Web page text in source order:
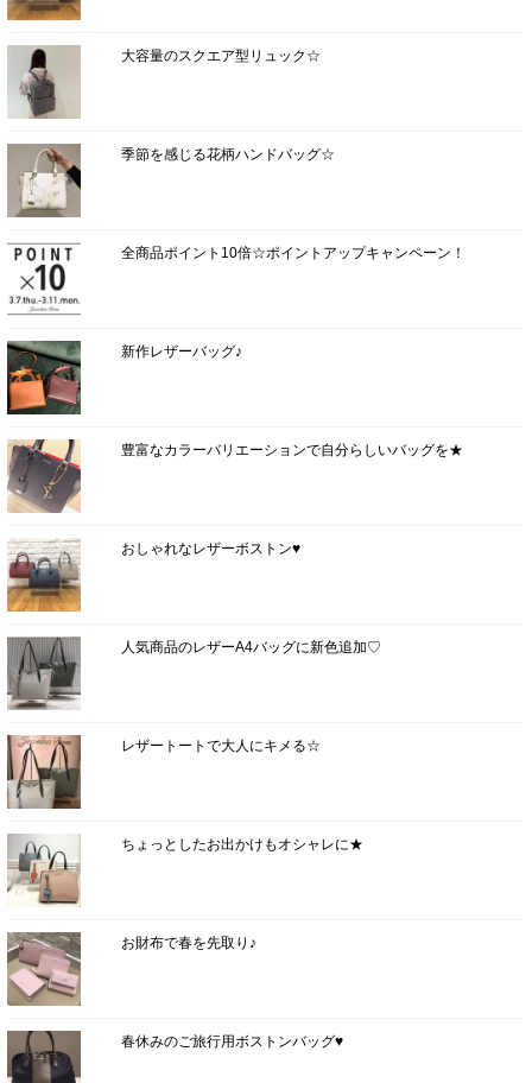
大容量のスクエア型リュック☆
季節を感じる花柄ハンドバッグ☆
全商品ポイント10倍☆ポイントアップキャンペーン！
新作レザーバッグ♪
豊富なカラーバリエーションで自分らしいバッグを★
おしゃれなレザーボストン♥
人気商品のレザーA4バッグに新色追加♡
レザートートで大人にキメる☆
ちょっとしたお出かけもオシャレに★
お財布で春を先取り♪
春休みのご旅行用ボストンバッグ♥